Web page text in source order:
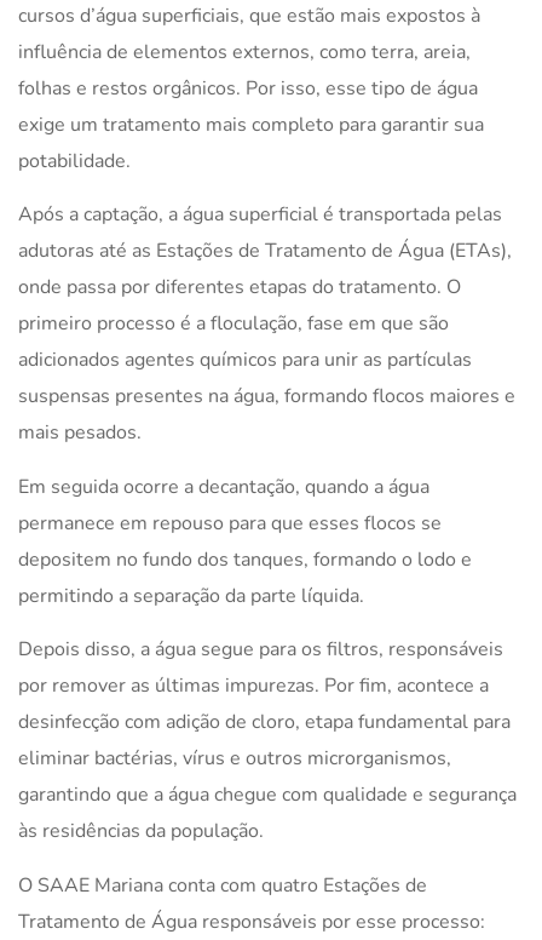
cursos d’água superficiais, que estão mais expostos à
influência de elementos externos, como terra, areia,
folhas e restos orgânicos. Por isso, esse tipo de água
exige um tratamento mais completo para garantir sua
potabilidade.
Após a captação, a água superficial é transportada pelas
adutoras até as Estações de Tratamento de Água (ETAs),
onde passa por diferentes etapas do tratamento. O
primeiro processo é a floculação, fase em que são
adicionados agentes químicos para unir as partículas
suspensas presentes na água, formando flocos maiores e
mais pesados.
Em seguida ocorre a decantação, quando a água
permanece em repouso para que esses flocos se
depositem no fundo dos tanques, formando o lodo e
permitindo a separação da parte líquida.
Depois disso, a água segue para os filtros, responsáveis
por remover as últimas impurezas. Por fim, acontece a
desinfecção com adição de cloro, etapa fundamental para
eliminar bactérias, vírus e outros microrganismos,
garantindo que a água chegue com qualidade e segurança
às residências da população.
O SAAE Mariana conta com quatro Estações de
Tratamento de Água responsáveis por esse processo: